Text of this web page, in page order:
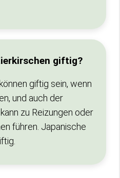
giftig?
giftig sein, wenn
und auch der
zu Reizungen oder
führen. Japanische